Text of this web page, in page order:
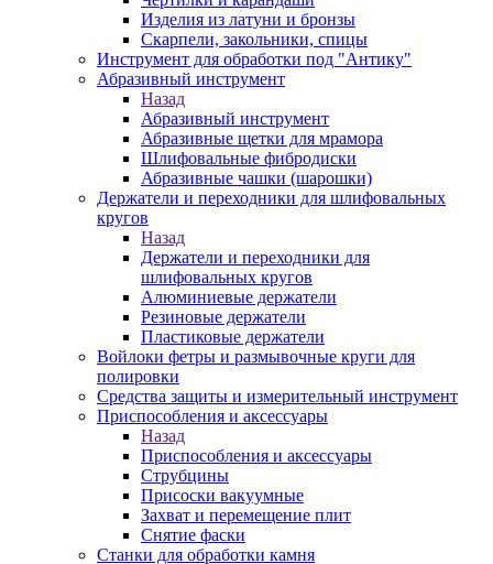
Изделия из латуни и бронзы
Скарпели, закольники, спицы
Инструмент для обработки под "Антику"
Абразивный инструмент
Назад
Абразивный инструмент
Абразивные щетки для мрамора
Шлифовальные фибродиски
Абразивные чашки (шарошки)
Держатели и переходники для шлифовальных
кругов
Назад
Держатели и переходники для
шлифовальных кругов
Алюминиевые держатели
Резиновые держатели
Пластиковые держатели
Войлоки фетры и размывочные круги для
полировки
Средства защиты и измерительный инструмент
Приспособления и аксессуары
Назад
Приспособления и аксессуары
Струбцины
Присоски вакуумные
Захват и перемещение плит
Снятие фаски
Станки для обработки камня